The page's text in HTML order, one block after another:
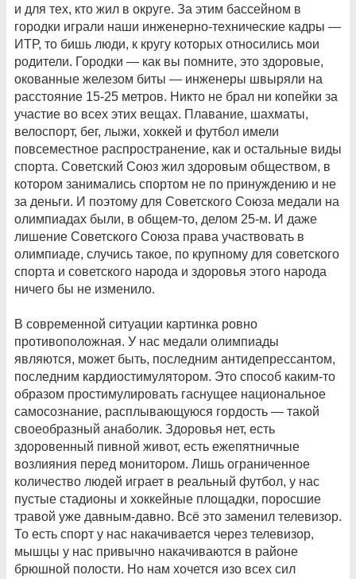
и для тех, кто жил в округе. За этим бассейном в
городки играли наши инженерно-технические кадры —
ИТР, то бишь люди, к кругу которых относились мои
родители. Городки — как вы помните, это здоровые,
окованные железом биты — инженеры швыряли на
расстояние 15-25 метров. Никто не брал ни копейки за
участие во всех этих вещах. Плавание, шахматы,
велоспорт, бег, лыжи, хоккей и футбол имели
повсеместное распространение, как и остальные виды
спорта. Советский Союз жил здоровым обществом, в
котором занимались спортом не по принуждению и не
за деньги. И поэтому для Советского Союза медали на
олимпиадах были, в общем-то, делом 25-м. И даже
лишение Советского Союза права участвовать в
олимпиаде, случись такое, по крупному для советского
спорта и советского народа и здоровья этого народа
ничего бы не изменило.
В современной ситуации картинка ровно
противоположная. У нас медали олимпиады
являются, может быть, последним антидепрессантом,
последним кардиостимулятором. Это способ каким-то
образом простимулировать гаснущее национальное
самосознание, расплывающуюся гордость — такой
своеобразный анаболик. Здоровья нет, есть
здоровенный пивной живот, есть ежепятничные
возлияния перед монитором. Лишь ограниченное
количество людей играет в реальный футбол, у нас
пустые стадионы и хоккейные площадки, поросшие
травой уже давным-давно. Всё это заменил телевизор.
То есть спорт у нас накачивается через телевизор,
мышцы у нас привычно накачиваются в районе
брюшной полости. Но нам хочется изо всех сил